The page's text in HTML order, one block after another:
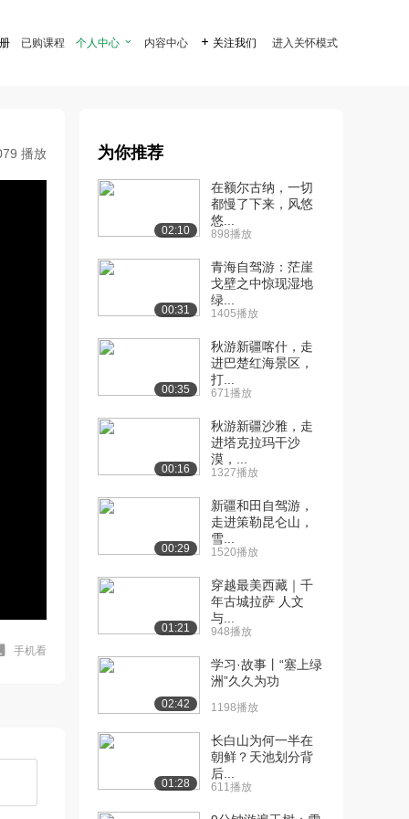
已购课程 个人中心  内容中心  关注我们 进入关怀模式
播放
手机看
为你推荐
02:10
在额尔古纳，一切
都慢了下来，风悠
悠...
898播放
00:31
青海自驾游：茫崖
戈壁之中惊现湿地
绿...
1405播放
00:35
秋游新疆喀什，走
进巴楚红海景区，
打...
671播放
00:16
秋游新疆沙雅，走
进塔克拉玛干沙
漠，...
1327播放
00:29
新疆和田自驾游，
走进策勒昆仑山，
雪...
1520播放
01:21
穿越最美西藏｜千
年古城拉萨 人文
与...
948播放
02:42
学习·故事丨“塞上绿
洲”久久为功
1198播放
01:28
长白山为何一半在
朝鲜？天池划分背
后...
611播放